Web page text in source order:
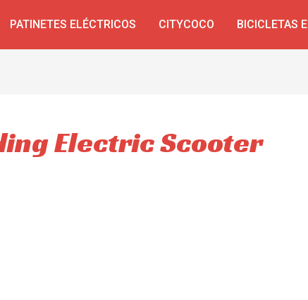
PATINETES ELÉCTRICOS CITYCOCO BICICLETAS
Electric Scooter